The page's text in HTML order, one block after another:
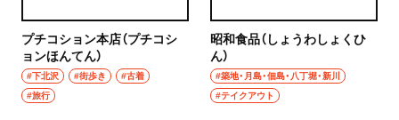
プチコション本店（プチコシ
ョンほんてん）
#下北沢 #街歩き
#古着
#旅行
昭和食品（しょうわしょくひ
ん）
#築地・月島・佃島・八丁堀・新川
#テイクアウト